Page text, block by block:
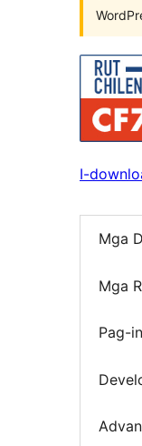
I-
Mga
Mga
Pag-